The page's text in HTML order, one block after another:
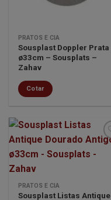
PRATOS E CIA
Sousplast Doppler Prata
ø33cm – Sousplats –
Zahav
Cotar
PRATOS E CIA
Sousplast Listas Antique